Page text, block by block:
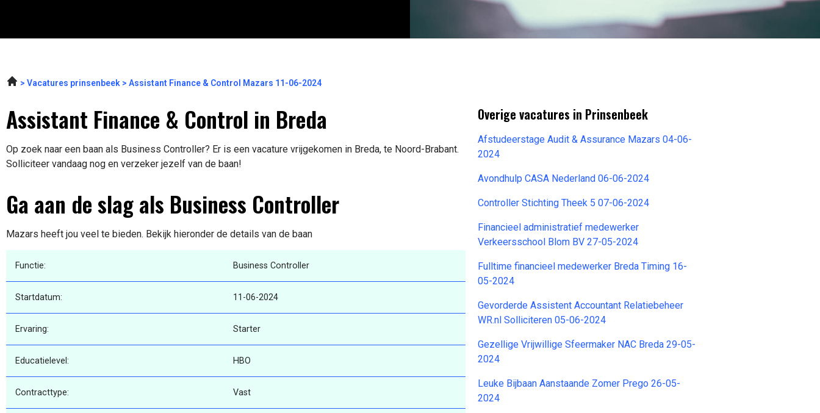
Vacatures prinsenbeek Assistant Finance & Control Mazars 11-06-2024
Assistant Finance & Control in Breda
Op zoek naar een baan als Business Controller? Er is een vacature vrijgekomen in Breda, te Noord-Brabant.
Solliciteer vandaag nog en verzeker jezelf van de baan!
Ga aan de slag als Business Controller
Mazars heeft jou veel te bieden. Bekijk hieronder de details van de baan
Functie: Business Controller
Startdatum: 11-06-2024
Ervaring: Starter
Educatielevel: HBO
Contracttype: Vast
Overige vacatures in Prinsenbeek
Afstudeerstage Audit & Assurance Mazars 04-06-
2024
Avondhulp CASA Nederland 06-06-2024
Controller Stichting Theek 5 07-06-2024
Financieel administratief medewerker
Verkeersschool Blom BV 27-05-2024
Fulltime financieel medewerker Breda Timing 16-
05-2024
Gevorderde Assistent Accountant Relatiebeheer
WR.nl Solliciteren 05-06-2024
Gezellige Vrijwillige Sfeermaker NAC Breda 29-05-
2024
Leuke Bijbaan Aanstaande Zomer Prego 26-05-
2024